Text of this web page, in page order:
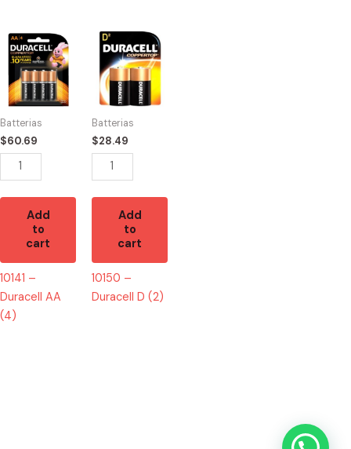
Batterias
$60.69
10141
Duracell
AA
(4)
quantity
Add
to
cart
10141 –
Duracell AA
(4)
Batterias
$28.49
10150
Duracell
(2)
quantity
Add
to
cart
10150 –
Duracell D (2)